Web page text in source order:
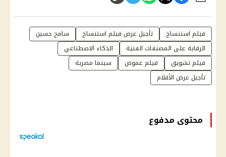
فيلم استنساخ تأجيل عرض فيلم استنساخ
سامح حسين
الرقابة على المصنفات الفنية
الذكاء الاصطناعي
فيلم تشويق
فيلم غموض
سينما مصرية
تأجيل عرض الأفلام
محتوى مدفوع